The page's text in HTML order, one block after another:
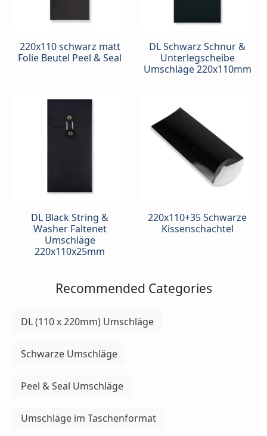
220x110 schwarz matt
Folie Beutel Peel & Seal
DL Schwarz Schnur &
Unterlegscheibe
Umschläge 220x110mm
DL Black String &
Washer Faltenet
Umschläge
220x110x25mm
220x110+35 Schwarze
Kissenschachtel
Recommended Categories
DL (110 x 220mm) Umschläge
Schwarze Umschläge
Peel & Seal Umschläge
Umschläge im Taschenformat